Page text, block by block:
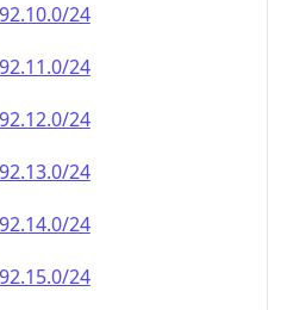
24
24
24
24
24
24